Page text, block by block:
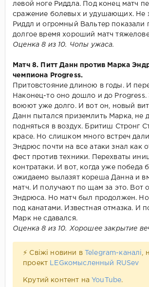
левой ноге Риддла. Под конец матч
сражение болевых и удушающих. Не
Риддл и огромный Вальтер показали
долгое время хороший матч
Оценка 8 из 10. Чопы ужаса.
Матч 8. Питт Данн против Марка
чемпиона Progress.
Притовстояние длиною в годы. И
Наконец-то оно дошло и до Progress.
воюют уже долго. И вот он, новый
Данн пытался приземлить Марка, не
подняться в воздух. Бритиш Стронг
красе. Но слишком много встреч дали
Эндрюс почти на все атаки знал как
фест против техники. Перехваты
контратаки. И вот, когда уже победа
ожидаемо вылазят кореша Данна и
матч. И получают по щам за это. Вот
Эндрюса. Но матч был продолжен.
под канатами. Известная отмазка. И
Марк не сдавался.
Оценка 8 из 10. Хорошее закрытие
⚡ Свіжі новини в Telegram-каналі
,
проект
LEGкомысленный RUSev
Крутий контент на YouTube.